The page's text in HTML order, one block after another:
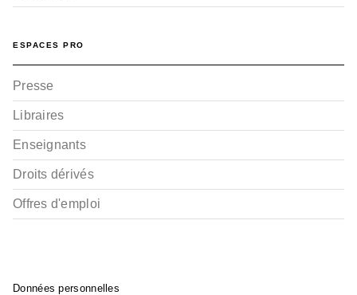
ESPACES PRO
Presse
Libraires
Enseignants
Droits dérivés
Offres d'emploi
Données personnelles